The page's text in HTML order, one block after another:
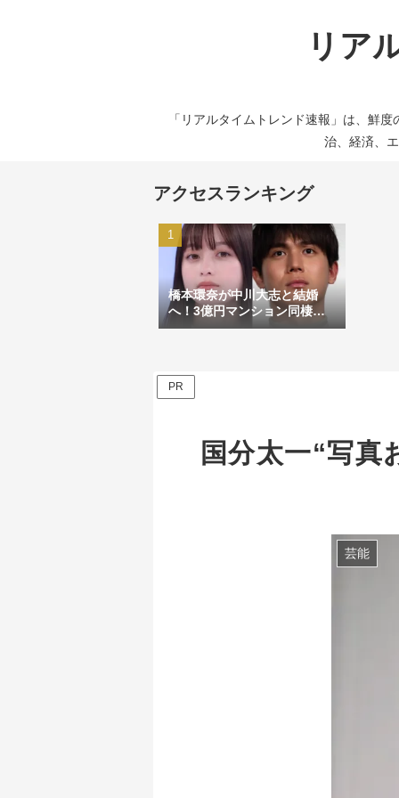
リア
「リアルタイムトレンド速報」は、鮮
治、経済、
アクセスランキング
橋本環奈が中川大志と結婚
へ！3億円マンション同棲＆
涙のプロポーズが話題に
PR
国分太一“写
芸能